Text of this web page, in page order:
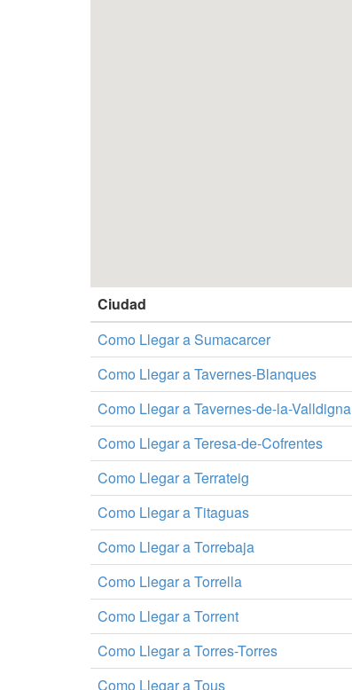
Ciudad
Como Llegar a Sumacarcer
Como Llegar a Tavernes-Blanques
Como Llegar a Tavernes-de-la-Valldigna
Como Llegar a Teresa-de-Cofrentes
Como Llegar a Terrateig
Como Llegar a Titaguas
Como Llegar a Torrebaja
Como Llegar a Torrella
Como Llegar a Torrent
Como Llegar a Torres-Torres
Como Llegar a Tous